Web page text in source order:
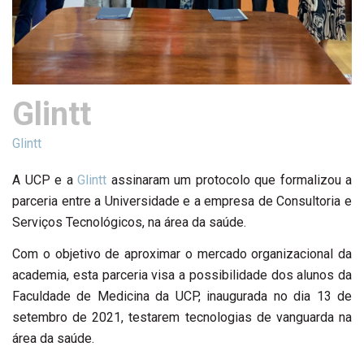
Glintt
Glintt
A UCP e a Glintt assinaram um protocolo que formalizou a
parceria entre a Universidade e a empresa de Consultoria e
Serviços Tecnológicos, na área da saúde.
Com o objetivo de aproximar o mercado organizacional da
academia, esta parceria visa a possibilidade dos alunos da
Faculdade de Medicina da UCP, inaugurada no dia 13 de
setembro de 2021, testarem tecnologias de vanguarda na
área da saúde.